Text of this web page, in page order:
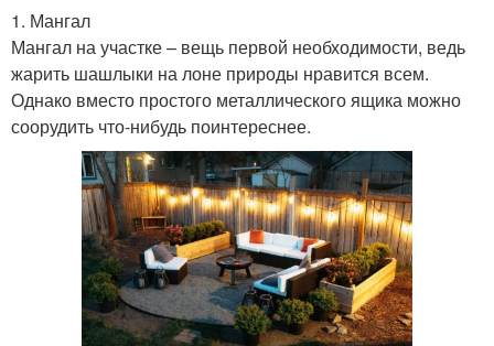
1. Мангал
Мангал на участке – вещь первой необходимости, ведь
жарить шашлыки на лоне природы нравится всем.
Однако вместо простого металлического ящика можно
соорудить что-нибудь поинтереснее.